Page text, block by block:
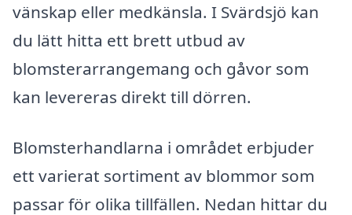
vänskap eller medkänsla. I Svärdsjö kan
du lätt hitta ett brett utbud av
blomsterarrangemang och gåvor som
kan levereras direkt till dörren.
Blomsterhandlarna i området erbjuder
ett varierat sortiment av blommor som
passar för olika tillfällen. Nedan hittar du